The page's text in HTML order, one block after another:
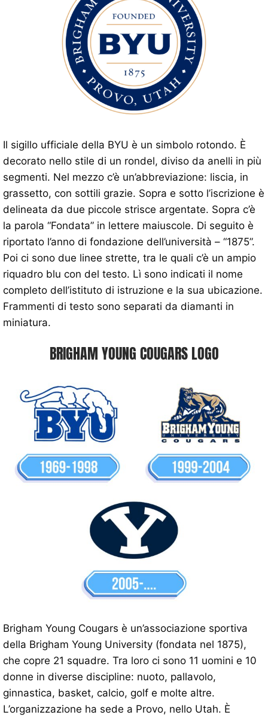
Il sigillo ufficiale della BYU è un simbolo rotondo. È
decorato nello stile di un rondel, diviso da anelli in più
segmenti. Nel mezzo c’è un’abbreviazione: liscia, in
grassetto, con sottili grazie. Sopra e sotto l’iscrizione è
delineata da due piccole strisce argentate. Sopra c’è
la parola “Fondata” in lettere maiuscole. Di seguito è
riportato l’anno di fondazione dell’università – “1875”.
Poi ci sono due linee strette, tra le quali c’è un ampio
riquadro blu con del testo. Lì sono indicati il ​​nome
completo dell’istituto di istruzione e la sua ubicazione.
Frammenti di testo sono separati da diamanti in
miniatura.
BRIGHAM YOUNG COUGARS LOGO
Brigham Young Cougars è un’associazione sportiva
della Brigham Young University (fondata nel 1875),
che copre 21 squadre. Tra loro ci sono 11 uomini e 10
donne in diverse discipline: nuoto, pallavolo,
ginnastica, basket, calcio, golf e molte altre.
L’organizzazione ha sede a Provo, nello Utah. È